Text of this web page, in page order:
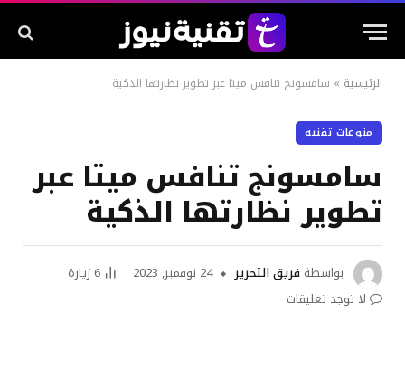
الرئيسية » سامسونج تنافس ميتا عبر تطوير نظارتها الذكية
منوعات تقنية
سامسونج تنافس ميتا عبر
تطوير نظارتها الذكية
بواسطة فريق التحرير 24 نوفمبر, 2023 6 زيارة
لا توجد تعليقات